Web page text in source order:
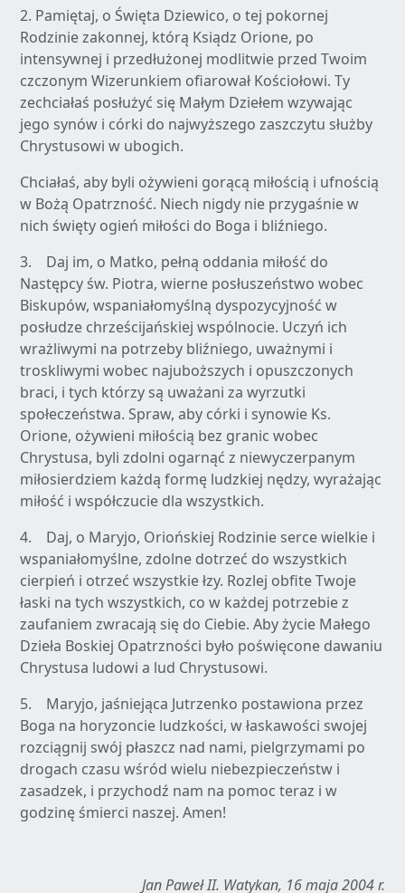
2. Pamiętaj, o Święta Dziewico, o tej pokornej
Rodzinie zakonnej, którą Ksiądz Orione, po
intensywnej i przedłużonej modlitwie przed Twoim
czczonym Wizerunkiem ofiarował Kościołowi. Ty
zechciałaś posłużyć się Małym Dziełem wzywając
jego synów i córki do najwyższego zaszczytu służby
Chrystusowi w ubogich.
Chciałaś, aby byli ożywieni gorącą miłością i ufnością
w Bożą Opatrzność. Niech nigdy nie przygaśnie w
nich święty ogień miłości do Boga i bliźniego.
3. Daj im, o Matko, pełną oddania miłość do
Następcy św. Piotra, wierne posłuszeństwo wobec
Biskupów, wspaniałomyślną dyspozycyjność w
posłudze chrześcijańskiej wspólnocie. Uczyń ich
wrażliwymi na potrzeby bliźniego, uważnymi i
troskliwymi wobec najuboższych i opuszczonych
braci, i tych którzy są uważani za wyrzutki
społeczeństwa. Spraw, aby córki i synowie Ks.
Orione, ożywieni miłością bez granic wobec
Chrystusa, byli zdolni ogarnąć z niewyczerpanym
miłosierdziem każdą formę ludzkiej nędzy, wyrażając
miłość i współczucie dla wszystkich.
4. Daj, o Maryjo, Oriońskiej Rodzinie serce wielkie i
wspaniałomyślne, zdolne dotrzeć do wszystkich
cierpień i otrzeć wszystkie łzy. Rozlej obfite Twoje
łaski na tych wszystkich, co w każdej potrzebie z
zaufaniem zwracają się do Ciebie. Aby życie Małego
Dzieła Boskiej Opatrzności było poświęcone dawaniu
Chrystusa ludowi a lud Chrystusowi.
5. Maryjo, jaśniejąca Jutrzenko postawiona przez
Boga na horyzoncie ludzkości, w łaskawości swojej
rozciągnij swój płaszcz nad nami, pielgrzymami po
drogach czasu wśród wielu niebezpieczeństw i
zasadzek, i przychodź nam na pomoc teraz i w
godzinę śmierci naszej. Amen!
Jan Paweł II. Watykan, 16 maja 2004 r.